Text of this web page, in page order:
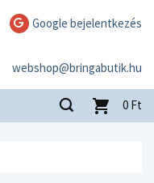
Google bejelentkezés
webshop@bringabutik.hu
0 Ft